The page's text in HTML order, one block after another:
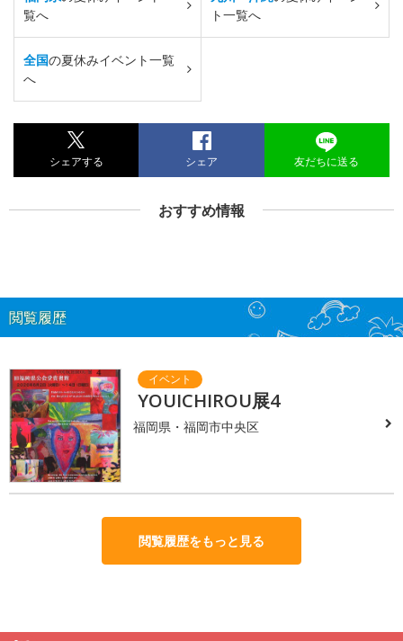
覧へ
ト一覧へ
全国の夏休みイベント一覧
へ
シェアする シェア 友だちに送る
おすすめ情報
閲覧履歴
YOUICHIROU展4
福岡県・福岡市中央区
閲覧履歴をもっと見る